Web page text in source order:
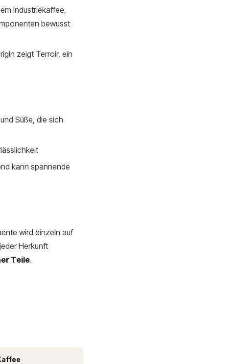
Industriekaffee,
bewusst
zeigt Terroir, ein
Süße, die sich
kann spannende
wird einzeln auf
Herkunft
Teile.